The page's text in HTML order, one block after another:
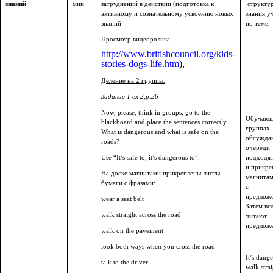
знаний
мин.
затруднений в действии (подготовка к
активному и сознательному усвоению новых
знаний
Просмотр видеоролика
http://www.britishcouncil.org/kids-
stories-dogs-life.htm),
Деление на 2 группы.
Задание 1 ex 2,p.26
Now, please, think in groups, go to the
blackboard and place the sentences correctly.
What is dangerous and what is safe on the
roads?
Use “It’s safe to, it’s dangerous to”.
На доске магнитами прикреплены листы
бумаги с фразами:
wear a seat belt
walk straight across the road
walk on the pavement
look both ways when you cross the road
talk to the driver
знания
по теме.
группах
очереди
и
с
Затем
читают
It’s
walk